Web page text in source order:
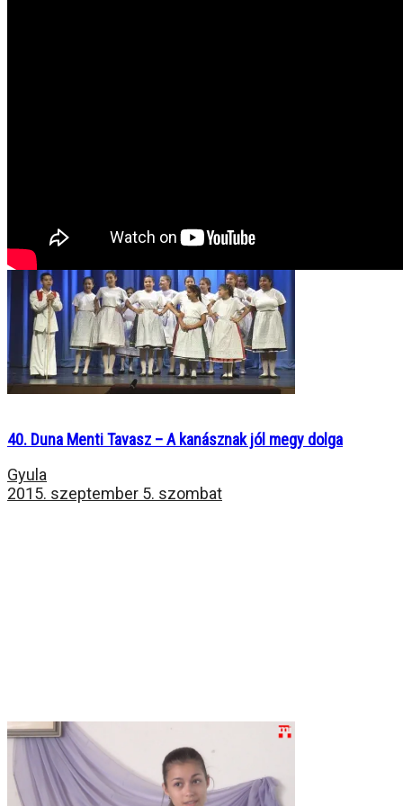
https://vimeo.com/236110675
40. Duna Menti Tavasz – A kanásznak jól megy dolga
Gyula
2015. szeptember 5. szombat